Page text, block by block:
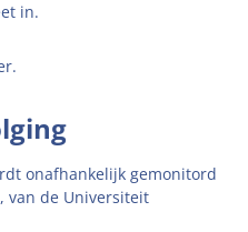
in.
onafhankelijk gemonitord
van de Universiteit